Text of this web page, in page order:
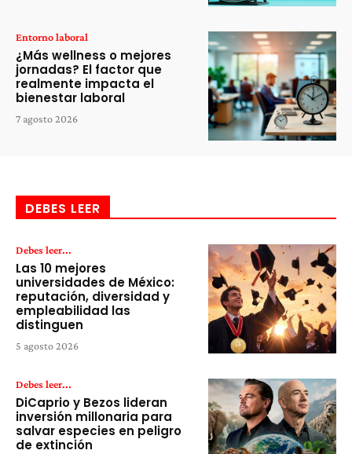
Entorno laboral
¿Más wellness o mejores
jornadas? El factor que
realmente impacta el
bienestar laboral
7 agosto 2026
DEBES LEER
Debes leer...
Las 10 mejores
universidades de México:
reputación, diversidad y
empleabilidad las
distinguen
5 agosto 2026
Debes leer...
DiCaprio y Bezos lideran
inversión millonaria para
salvar especies en peligro
de extinción